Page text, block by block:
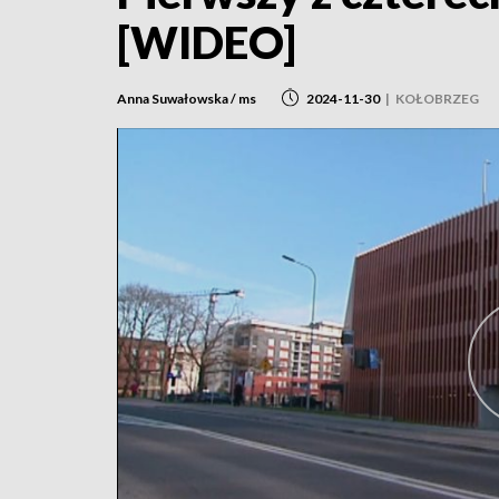
[WIDEO]
Anna Suwałowska / ms 2024-11-30 | KOŁOBRZEG